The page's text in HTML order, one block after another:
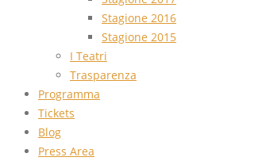
Stagione 2016
Stagione 2015
I Teatri
Trasparenza
Programma
Tickets
Blog
Press Area